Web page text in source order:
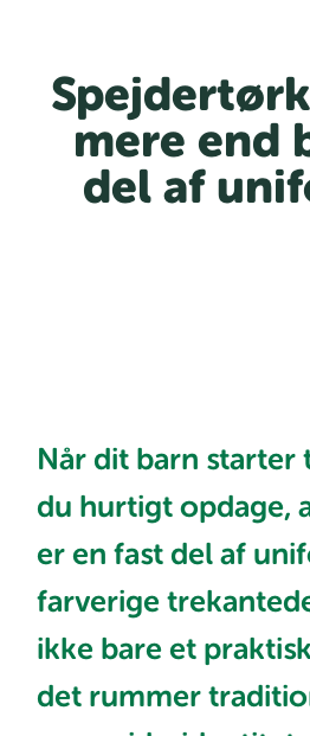
mere end
del af
Når dit barn starter
du hurtigt opdage,
er en fast del af
farverige
ikke bare et
det rummer